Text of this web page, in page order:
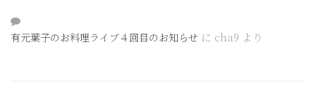
有元葉子のお料理ライブ４回目のお知らせ に cha9 より